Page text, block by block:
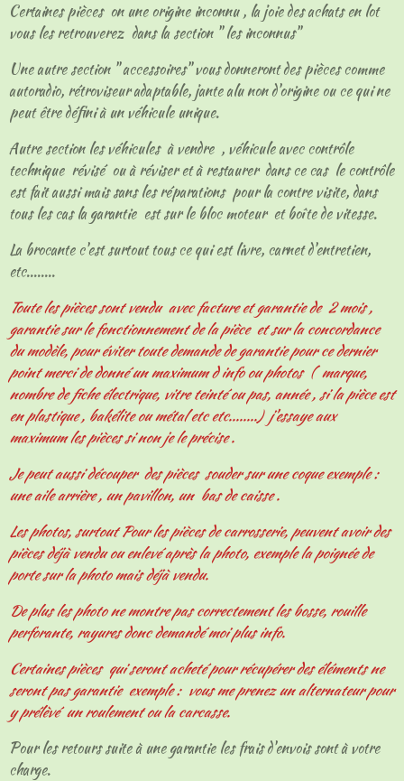
Certaines pièces on une origine inconnu , la joie des achats en lot
vous les retrouverez dans la section " les inconnus"
Une autre section " accessoires" vous donneront des pièces comme
autoradio, rétroviseur adaptable, jante alu non d'origine ou ce qui ne
peut être défini à un véhicule unique.
Autre section les véhicules à vendre , véhicule avec contrôle
technique révisé ou à réviser et à restaurer dans ce cas le contrôle
est fait aussi mais sans les réparations pour la contre visite, dans
tous les cas la garantie est sur le bloc moteur et boîte de vitesse.
La brocante c'est surtout tous ce qui est livre, carnet d'entretien,
etc........
Toute les pièces sont vendu avec facture et garantie de 2 mois ,
garantie sur le fonctionnement de la pièce et sur la concordance
du modèle, pour éviter toute demande de garantie pour ce dernier
point merci de donné un maximum d info ou photos ( marque,
nombre de fiche électrique, vitre teinté ou pas, année , si la pièce est
en plastique , bakélite ou métal etc etc........) j'essaye aux
maximum les pièces si non je le précise .
Je peut aussi découper des pièces souder sur une coque exemple :
une aile arrière , un pavillon, un bas de caisse .
Les photos, surtout Pour les pièces de carrosserie, peuvent avoir des
pièces déjà vendu ou enlevé après la photo, exemple la poignée de
porte sur la photo mais déjà vendu.
De plus les photo ne montre pas correctement les bosse, rouille
perforante, rayures donc demandé moi plus info.
Certaines pièces qui seront acheté pour récupérer des éléments ne
seront pas garantie exemple : vous me prenez un alternateur pour
y prélèvé un roulement ou la carcasse.
Pour les retours suite à une garantie les frais d'envois sont à votre
charge.